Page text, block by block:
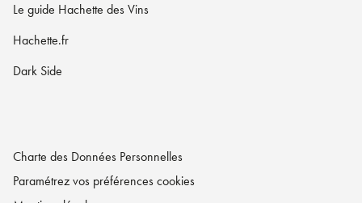
Le guide Hachette des Vins
Hachette.fr
Dark Side
Charte des Données Personnelles
Paramétrez vos préférences cookies